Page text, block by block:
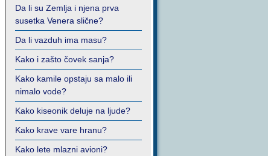
Da li su Zemlja i njena prva
susetka Venera slične?
Da li vazduh ima masu?
Kako i zašto čovek sanja?
Kako kamile opstaju sa malo ili
nimalo vode?
Kako kiseonik deluje na ljude?
Kako krave vare hranu?
Kako lete mlazni avioni?